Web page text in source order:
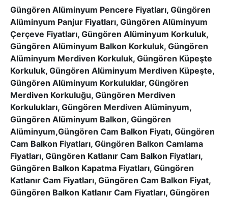
Güngören Alüminyum Pencere Fiyatları, Güngören
Alüminyum Panjur Fiyatları, Güngören Alüminyum
Çerçeve Fiyatları, Güngören Alüminyum Korkuluk,
Güngören Alüminyum Balkon Korkuluk, Güngören
Alüminyum Merdiven Korkuluk, Güngören Küpeşte
Korkuluk, Güngören Alüminyum Merdiven Küpeşte,
Güngören Alüminyum Korkuluklar, Güngören
Merdiven Korkuluğu, Güngören Merdiven
Korkulukları, Güngören Merdiven Alüminyum,
Güngören Alüminyum Balkon, Güngören
Alüminyum,Güngören Cam Balkon Fiyatı, Güngören
Cam Balkon Fiyatları, Güngören Balkon Camlama
Fiyatları, Güngören Katlanır Cam Balkon Fiyatları,
Güngören Balkon Kapatma Fiyatları, Güngören
Katlanır Cam Fiyatları, Güngören Cam Balkon Fiyat,
Güngören Balkon Katlanır Cam Fiyatları, Güngören